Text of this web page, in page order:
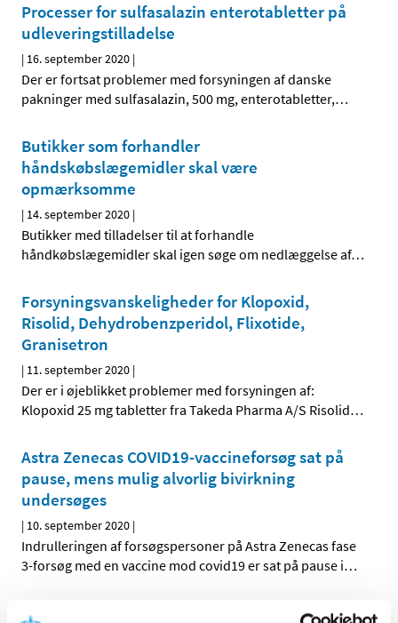
Processer for sulfasalazin enterotabletter på
udleveringstilladelse
| 16. september 2020 |
Der er fortsat problemer med forsyningen af danske
pakninger med sulfasalazin, 500 mg, enterotabletter,…
Butikker som forhandler
håndskøbslægemidler skal være
opmærksomme
| 14. september 2020 |
Butikker med tilladelser til at forhandle
håndkøbslægemidler skal igen søge om nedlæggelse af…
Forsyningsvanskeligheder for Klopoxid,
Risolid, Dehydrobenzperidol, Flixotide,
Granisetron
| 11. september 2020 |
Der er i øjeblikket problemer med forsyningen af:
Klopoxid 25 mg tabletter fra Takeda Pharma A/S Risolid…
Astra Zenecas COVID19-vaccineforsøg sat på
pause, mens mulig alvorlig bivirkning
undersøges
| 10. september 2020 |
Indrulleringen af forsøgspersoner på Astra Zenecas fase
3-forsøg med en vaccine mod covid19 er sat på pause i…
Forsyningsvanskeligheder for Abstral og